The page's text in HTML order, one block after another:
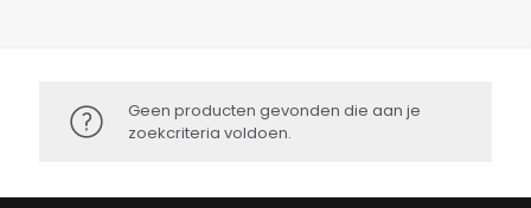
Geen producten gevonden die aan je
zoekcriteria voldoen.